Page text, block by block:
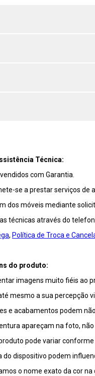
Técnica:
com Garantia.
se a prestar serviços
dos móveis mediante
técnicas através do
, Política de Troca e
do produto:
imagens muito fiéis ao
mesmo a sua percepção
e acabamentos podem
apareçam na foto,
pode variar
do dispositivo podem
o nome exato da cor